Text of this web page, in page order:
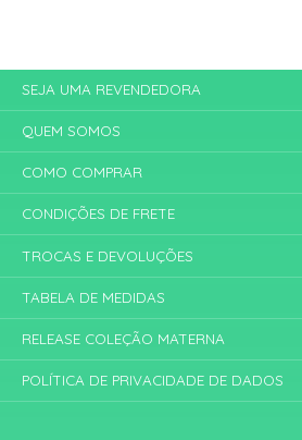
SEJA UMA REVENDEDORA
QUEM SOMOS
COMO COMPRAR
CONDIÇÕES DE FRETE
TROCAS E DEVOLUÇÕES
TABELA DE MEDIDAS
RELEASE COLEÇÃO MATERNA
POLÍTICA DE PRIVACIDADE DE DADOS